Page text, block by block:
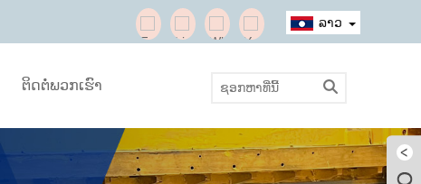
ລາວ
ຕິດຕໍ່ພວກເຮົາ